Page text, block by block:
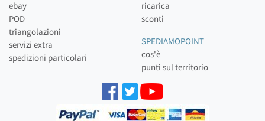
ebay
POD
triangolazioni
servizi extra
spedizioni particolari
ricarica
sconti
SPEDIAMOPOINT
cos'è
punti sul territorio